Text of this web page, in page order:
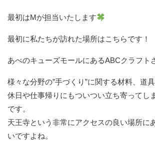
最初はMが担当いたします
最初に私たちが訪れた場所はこちらです！
あべのキューズモールにあるABCクラフト
様々な分野の”手づくり”に関する材料、道
休日や仕事帰りにもついつい立ち寄ってし
です。
天王寺という非常にアクセスの良い場所に
いですよね。